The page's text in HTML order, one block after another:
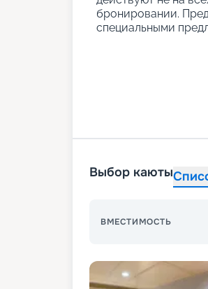
бронировании.
специальными
Выбор каюты
ВМЕСТИМОСТЬ